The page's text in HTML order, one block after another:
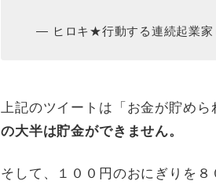
— ヒロキ★行動する連続起業家
上記のツイートは「お金が貯め
の大半は貯金ができません。
そして、１００円のおにぎりを